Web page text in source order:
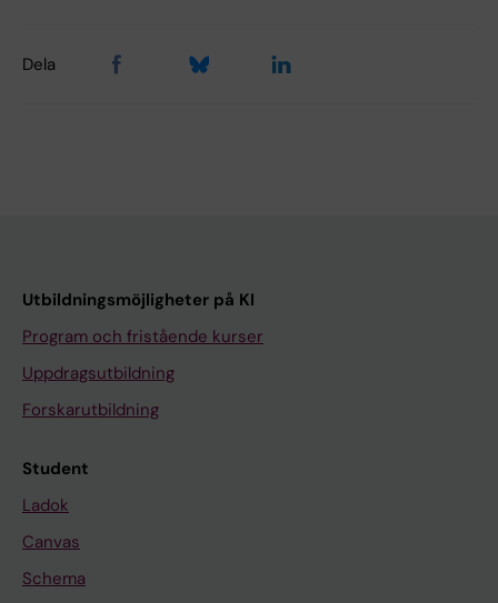
Dela
Utbildningsmöjligheter på KI
Program och fristående kurser
Uppdragsutbildning
Forskarutbildning
Student
Ladok
Canvas
Schema